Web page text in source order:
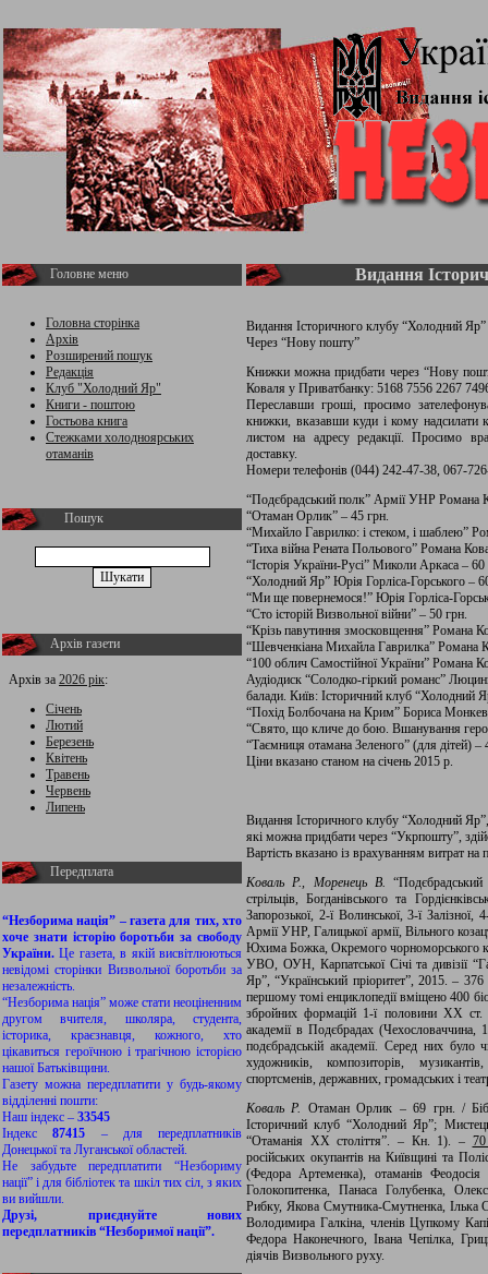
Головне меню
Головна сторінка
Архів
Розширений пошук
Редакція
Клуб "Холодний Яр"
Книги - поштою
Гостьова книга
Стежками холодноярських
отаманів
Пошук
Архів газети
Архів за 2026 рік:
Січень
Лютий
Березень
Квітень
Травень
Червень
Липень
Передплата
“Незборима нація” – газета для тих, хто
хоче знати історію боротьби за свободу
України.Це газета, в якій висвітлюються
невідомі сторінки Визвольної боротьби за
незалежність.
“Незборима нація” може стати неоціненним
другом вчителя, школяра, студента,
історика, краєзнавця, кожного, хто
цікавиться героїчною і трагічною історією
нашої Батьківщини.
Газету можна передплатити у будь-якому
відділенні пошти:
Наш індекс – 33545
Індекс87415 – для передплатників
Донецької та Луганської областей.
Не забудьте передплатити “Незбориму
нації” і для бібліотек та шкіл тих сіл, з яких
ви вийшли.
Друзі, приєднуйте нових
передплатників “Незборимої нації”.
Видання
Видання Історичного клубу “Холодний Яр”
Через “Нову пошту”
Книжки можна придбати через “Нову
Коваля у Приватбанку: 5168 7556 2267
Переславши гроші, просимо
книжки, вказавши куди і кому
листом на адресу редакції. Просимо
доставку.
Номери телефонів (044) 242-47-38, 067-
“Подєбрадський полк” Армії УНР Романа
“Отаман Орлик” – 45 грн.
“Михайло Гаврилко: і стеком, і шаблею”
“Тиха війна Рената Польового” Романа
“Історія України-Русі” Миколи Аркаса – 60
“Холодний Яр” Юрія Горліса-Горського –
“Ми ще повернемося!” Юрія Горліса-
“Сто історій Визвольної війни” – 50 грн.
“Крізь павутиння змосковщення” Романа
“Шевченкіана Михайла Гаврилка” Романа
“100 облич Самостійної України” Романа
Аудіодиск “Солодко-гіркий романс”
балади. Київ: Історичний клуб “Холодний
“Похід Болбочана на Крим” Бориса
“Свято, що кличе до бою. Вшанування
“Таємниця отамана Зеленого” (для дітей) –
Ціни вказано станом на січень 2015 р.
Видання Історичного клубу “Холодний Яр”,
які можна придбати через “Укрпошту”,
Вартість вказано із врахуванням витрат
Коваль Р., Моренець В.
стрільців, Богданівського та
Запорозької, 2-ї Волинської, 3-ї Залізної,
Армії УНР, Галицької армії, Вільного
Юхима Божка, Окремого чорноморського
УВО, ОУН, Карпатської Січі та дивізії
Яр”, “Український пріоритет”, 2015. –
першому томі енциклопедії вміщено 400
збройних формацій 1-ї половини ХХ ст. –
академії в Подєбрадах (Чехословаччина,
подєбрадській академії. Серед них було
художників, композиторів,
спортсменів, державних, громадських і
Коваль Р. Отаман Орлик – 69 грн. /
Історичний клуб “Холодний Яр”;
“Отаманія ХХ століття”. – Кн. 1). –
російських окупантів на Київщині та
(Федора Артеменка), отаманів Феодосія
Голокопитенка, Панаса Голубенка,
Рибку, Якова Смутника-Смутненка, Ілька
Володимира Галкіна, членів Цупкому
Федора Наконечного, Івана Чепілка,
діячів Визвольного руху.